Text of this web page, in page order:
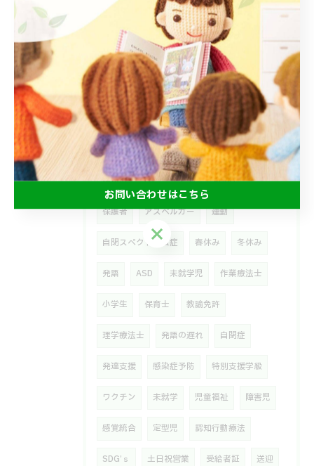
なかよし かがやき
長田区 ROKKO iPARK 神戸
ふわふわドーム 発語が遅い 足湯
新聞遊び 保育園児 運動あそび
就学児 外出 療育 中学生
障がい LD 子ども ADHD
保護者 アスペルガー 運動
自閉スペクトラム症 春休み 冬休み
発語 ASD 未就学児 作業療法士
小学生 保育士 教諭免許
理学療法士 発語の遅れ 自閉症
発達支援 感染症予防 特別支援学級
ワクチン 未就学 児童福祉 障害児
感覚統合 定型児 認知行動療法
SDG’ｓ 土日祝営業 受給者証 送迎
お問い合わせはこちら
お問い合わせはこちら